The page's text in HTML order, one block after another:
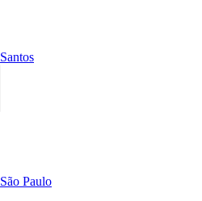
Santos
São Paulo